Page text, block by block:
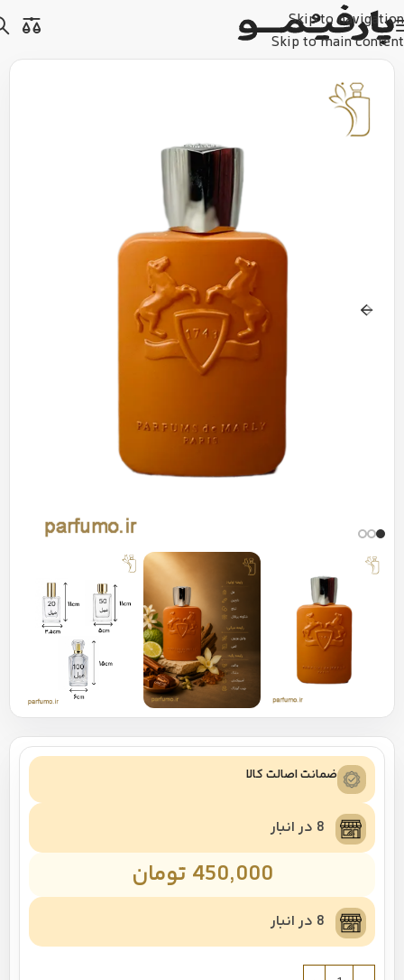
Skip to navigation
Skip to main content
ضمانت اصالت کالا
8 در انبار
450,000 تومان
8 در انبار